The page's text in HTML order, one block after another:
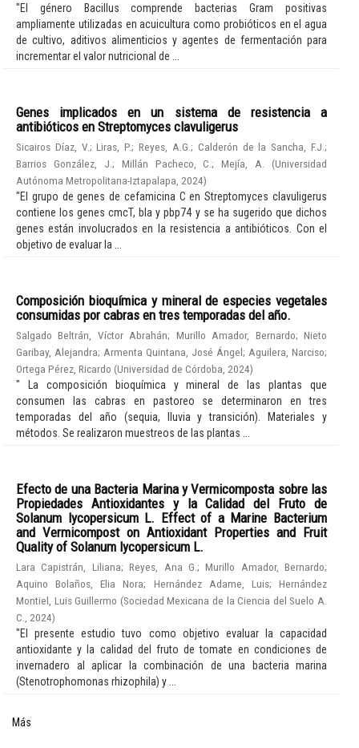
"El género Bacillus comprende bacterias Gram positivas
ampliamente utilizadas en acuicultura como probióticos en el agua
de cultivo, aditivos alimenticios y agentes de fermentación para
incrementar el valor nutricional de ...
Genes implicados en un sistema de resistencia a
antibióticos en Streptomyces clavuligerus
Sicairos Díaz, V.;Liras, P.;Reyes, A.G. ; Calderón de la Sancha, F.J.;
Barrios González, J. ; Millán Pacheco, C.;Mejía, A. (Universidad
Autónoma Metropolitana-Iztapalapa 2024)
"El grupo de genes de cefamicina C en Streptomyces clavuligerus
contiene los genes cmcT, bla y pbp74 y se ha sugerido que dichos
genes están involucrados en la resistencia a antibióticos. Con el
objetivo de evaluar la ...
Composición bioquímica y mineral de especies vegetales
consumidas por cabras en tres temporadas del año.
Salgado Beltrán, Víctor Abrahán; Murillo Amador, Bernardo;Nieto
Garibay, Alejandra; Armenta Quintana, José Ángel; Aguilera, Narciso;
Ortega Pérez, Ricardo (Universidad de Córdoba 2024)
" La composición bioquímica y mineral de las plantas que
consumen las cabras en pastoreo se determinaron en tres
temporadas del año (sequia, lluvia y transición). Materiales y
métodos. Se realizaron muestreos de las plantas ...
Efecto de una Bacteria Marina y Vermicomposta sobre las
Propiedades Antioxidantes y la Calidad del Fruto de
Solanum lycopersicum L. Effect of a Marine Bacterium
and Vermicompost on Antioxidant Properties and Fruit
Quality of Solanum lycopersicum L.
Lara Capistrán, Liliana;Reyes, Ana G. ;Murillo Amador, Bernardo;
Aquino Bolaños, Elia Nora; Hernández Adame, Luis;Hernández
Montiel, Luis Guillermo (Sociedad Mexicana de la Ciencia del Suelo A.
C.
2024)
"El presente estudio tuvo como objetivo evaluar la capacidad
antioxidante y la calidad del fruto de tomate en condiciones de
invernadero al aplicar la combinación de una bacteria marina
(Stenotrophomonas rhizophila) y ...
Más